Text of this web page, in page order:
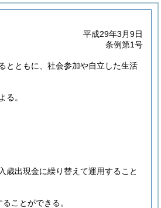
平成29年3月9日
条例第1号
とともに、社会参加や自立した生活
る。
歳出現金に繰り替えて運用すること
ことができる。